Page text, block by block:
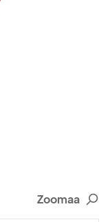
Zoomaa